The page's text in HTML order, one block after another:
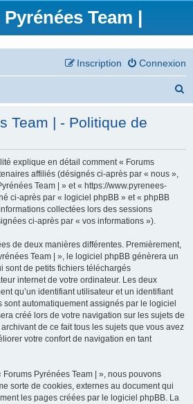
Team |
Connexion
Inscription
h
Team | - Politique de
explique en détail comment « Forums
affiliés (désignés ci-après par « nous »,
Team | » et « https://www.pyrenees-
ci-après par « logiciel phpBB » et « phpBB
collectées lors des sessions
ci-après par « vos informations »).
de deux manières différentes. Premièrement,
Team | », le logiciel phpBB génèrera un
sont de petits fichiers téléchargés
internet de votre ordinateur. Les deux
qu’un identifiant utilisateur et un identifiant
automatiquement assignés par le logiciel
créé lors de votre navigation sur les sujets de
de ce fait tous les sujets que vous avez
votre confort de navigation en tant
Pyrénées Team | », nous pouvons
sorte de cookies, externes au document qui
les pages créées par le logiciel phpBB. La